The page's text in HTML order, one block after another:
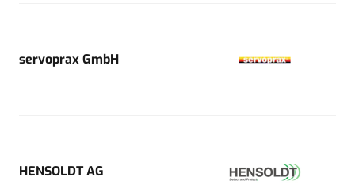
servoprax GmbH
HENSOLDT AG